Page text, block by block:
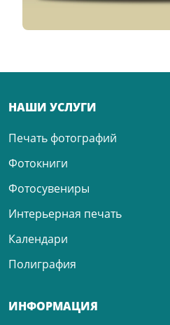
НАШИ УСЛУГИ
Печать фотографий
Фотокниги
Фотосувениры
Интерьерная печать
Календари
Полиграфия
ИНФОРМАЦИЯ